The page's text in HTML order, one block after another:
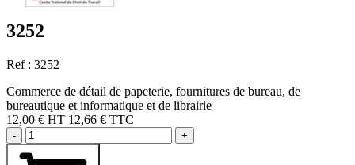
3252
Ref : 3252
Commerce de détail de papeterie, fournitures de bureau, de
bureautique et informatique et de librairie
12,00 € HT 12,66 € TTC
- +